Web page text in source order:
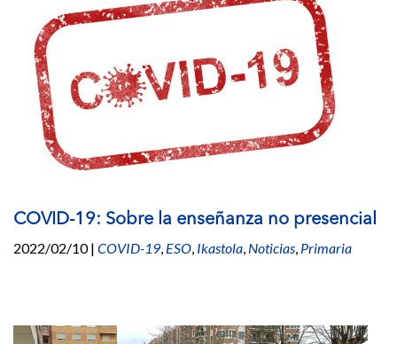
COVID-19: Sobre la enseñanza no presencial
2022/02/10| COVID-19, ESO, Ikastola, Noticias, Primaria